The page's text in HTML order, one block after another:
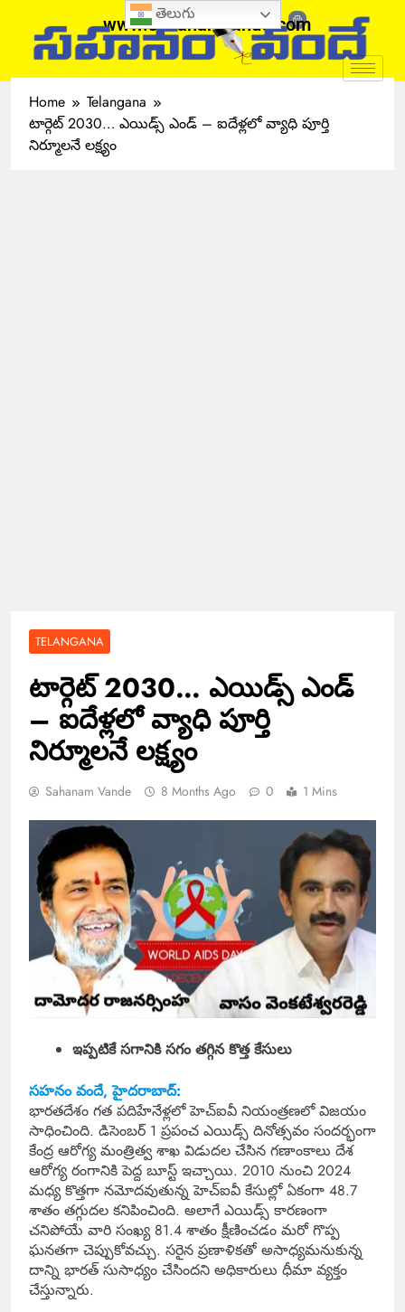
www.sahanamvande.com
Home
Telangana
టార్గెట్ 2030… ఎయిడ్స్‌ ఎండ్ – ఐదేళ్లలో వ్యాధి పూర్తి
నిర్మూలనే లక్ష్యం
TELANGANA
టార్గెట్ 2030… ఎయిడ్స్‌ ఎండ్
– ఐదేళ్లలో వ్యాధి పూర్తి
నిర్మూలనే లక్ష్యం
Sahanam Vande 8 Months Ago 0 1 Mins
ఇప్పటికే సగానికి సగం తగ్గిన కొత్త కేసులు
సహనం వందే, హైదరాబాద్:
భారతదేశం గత పదిహేనేళ్లలో హెచ్‌ఐవీ నియంత్రణలో విజయం
సాధించింది. డిసెంబర్ 1 ప్రపంచ ఎయిడ్స్‌ దినోత్సవం సందర్భంగా
కేంద్ర ఆరోగ్య మంత్రిత్వ శాఖ విడుదల చేసిన గణాంకాలు దేశ
ఆరోగ్య రంగానికి పెద్ద బూస్ట్‌ ఇచ్చాయి. 2010 నుంచి 2024
మధ్య కొత్తగా నమోదవుతున్న హెచ్‌ఐవీ కేసుల్లో ఏకంగా 48.7
శాతం తగ్గుదల కనిపించింది. అలాగే ఎయిడ్స్ కారణంగా
చనిపోయే వారి సంఖ్య 81.4 శాతం క్షీణించడం మరో గొప్ప
ఘనతగా చెప్పుకోవచ్చు. సరైన ప్రణాళికతో అసాధ్యమనుకున్న
దాన్ని భారత్ సుసాధ్యం చేసిందని అధికారులు ధీమా వ్యక్తం
చేస్తున్నారు.
తెలుగు